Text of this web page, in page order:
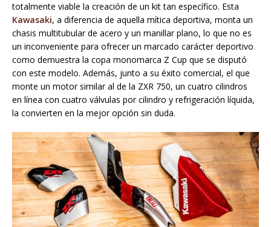
totalmente viable la creación de un kit tan específico. Esta
Kawasaki, a diferencia de aquella mítica deportiva, monta un
chasis multitubular de acero y un manillar plano, lo que no es
un inconveniente para ofrecer un marcado carácter deportivo
como demuestra la copa monomarca Z Cup que se disputó
con este modelo. Además, junto a su éxito comercial, el que
monte un motor similar al de la ZXR 750, un cuatro cilindros
en línea con cuatro válvulas por cilindro y refrigeración líquida,
la convierten en la mejor opción sin duda.